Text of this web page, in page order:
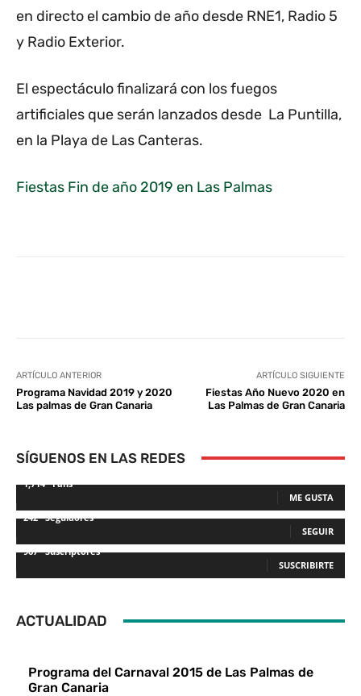
en directo el cambio de año desde RNE1, Radio 5
y Radio Exterior.
El espectáculo finalizará con los fuegos
artificiales que serán lanzados desde La Puntilla,
en la Playa de Las Canteras.
Fiestas Fin de año 2019 en Las Palmas
ARTÍCULO ANTERIOR
Programa Navidad 2019 y 2020
Las palmas de Gran Canaria
ARTÍCULO SIGUIENTE
Fiestas Año Nuevo 2020 en
Las Palmas de Gran Canaria
SÍGUENOS EN LAS REDES
1,714 Fans
ME GUSTA
242 Seguidores
SEGUIR
967 Suscriptores
SUSCRIBIRTE
ACTUALIDAD
Programa del Carnaval 2015 de Las Palmas de
Gran Canaria